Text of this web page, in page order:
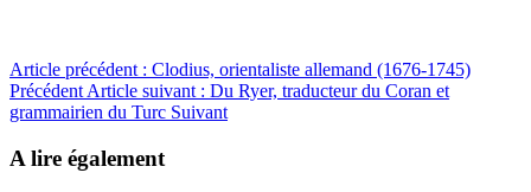
Article précédent : Clodius, orientaliste allemand (1676-1745)
Précédent Article suivant : Du Ryer, traducteur du Coran et
grammairien du Turc Suivant
A lire également